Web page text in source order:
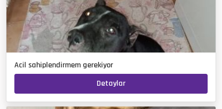
Acil sahiplendirmem gerekiyor
Detaylar